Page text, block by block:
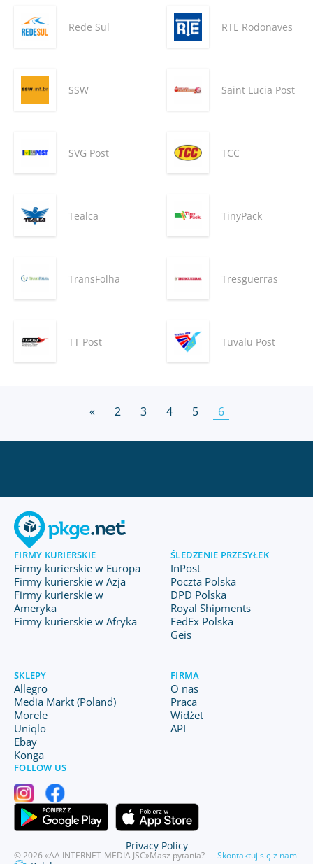
Rede Sul RTE Rodonaves
SSW Saint Lucia Post
SVG Post TCC
Tealca TinyPack
TransFolha Tresguerras
TT Post Tuvalu Post
« 2 3 4 5 6
FIRMY KURIERSKIE
Firmy kurierskie w Europa
Firmy kurierskie w Azja
Firmy kurierskie w
Ameryka
Firmy kurierskie w Afryka
ŚLEDZENIE PRZESYŁEK
InPost
Poczta Polska
DPD Polska
Royal Shipments
FedEx Polska
Geis
SKLEPY
Allegro
Media Markt (Poland)
Morele
Uniqlo
Ebay
Konga
FIRMA
O nas
Praca
Widżet
API
FOLLOW US
© 2026 «AA INTERNET-MEDIA JSC»Masz pytania? —Skontaktuj się z nami
Privacy Policy